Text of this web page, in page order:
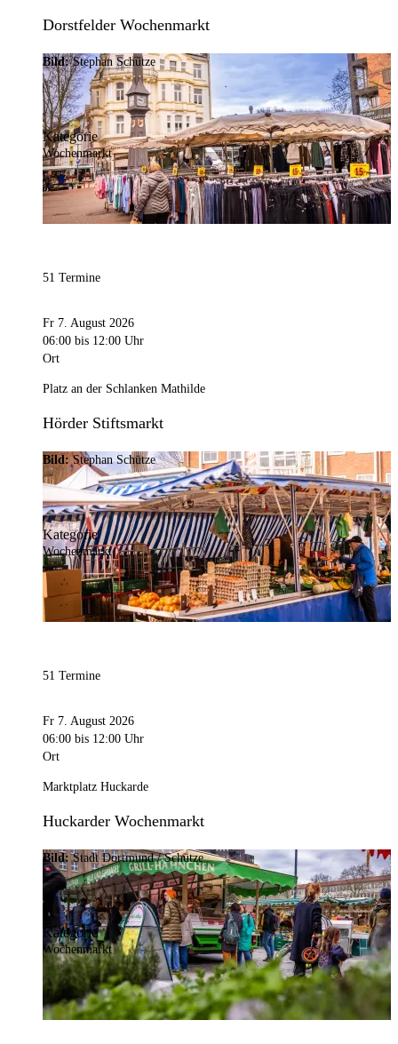
Dorstfelder Wochenmarkt
Bild:Stephan Schütze
Kategorie
Wochenmarkt
51 Termine
Fr 7. August 2026
06:00 bis 12:00 Uhr
Ort
Platz an der Schlanken Mathilde
Hörder Stiftsmarkt
Bild:Stephan Schütze
Kategorie
Wochenmarkt
51 Termine
Fr 7. August 2026
06:00 bis 12:00 Uhr
Ort
Marktplatz Huckarde
Huckarder Wochenmarkt
Bild:Stadt Dortmund / Schütze
Kategorie
Wochenmarkt